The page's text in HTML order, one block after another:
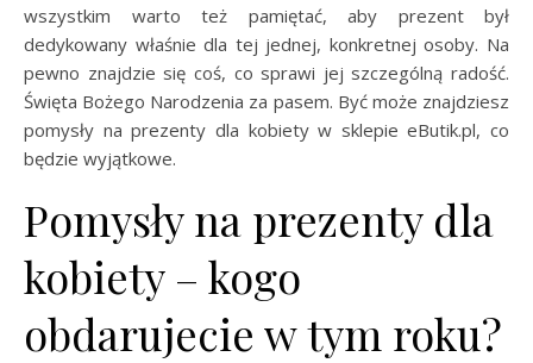
wszystkim warto też pamiętać, aby prezent był
dedykowany właśnie dla tej jednej, konkretnej osoby. Na
pewno znajdzie się coś, co sprawi jej szczególną radość.
Święta Bożego Narodzenia za pasem. Być może znajdziesz
pomysły na prezenty dla kobiety w sklepie eButik.pl, co
będzie wyjątkowe.
Pomysły na prezenty dla
kobiety – kogo
obdarujecie w tym roku?